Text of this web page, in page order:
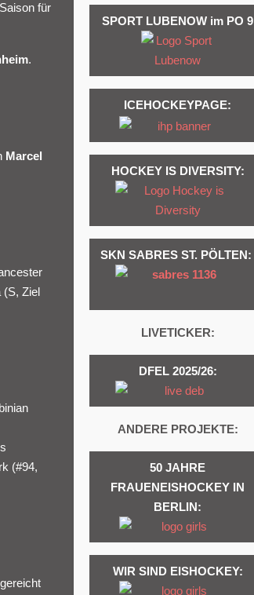
für
.
Marcel
(S, Ziel
(#94,
SPORT LUBENOW im PO 9
ICEHOCKEYPAGE:
HOCKEY IS DIVERSITY:
SKN SABRES ST. PÖLTEN:
LIVETICKER:
DFEL 2025/26:
ANDERE PROJEKTE:
50 JAHRE
FRAUENEISHOCKEY IN
BERLIN:
WIR SIND EISHOCKEY: